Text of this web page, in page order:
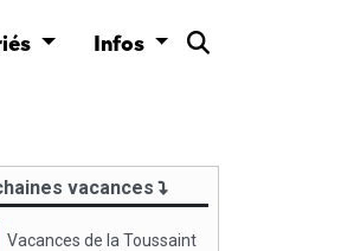
Infos
vacances
Vacances de la Toussaint